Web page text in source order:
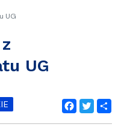
UG
UG
Facebook
Twitter